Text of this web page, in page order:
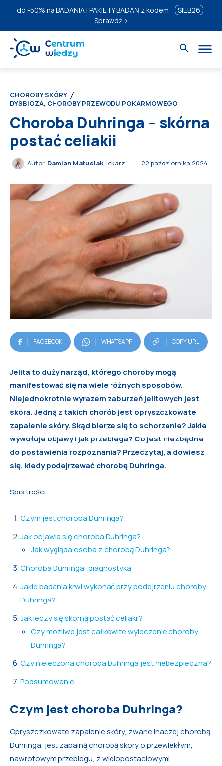
do -50% na BADANIA I PAKIETY BADAŃ z kodem:
SIEB26
Sprawdź ›
CHOROBY SKÓRY
DYSBIOZA, CHOROBY PRZEWODU POKARMOWEGO
Choroba Duhringa – skórna
postać celiakii
Autor Damian Matusiak, lekarz 22 października 2024
FACEBOOK WHATSAPP COPY URL
Jelita to duży narząd, którego choroby mogą
manifestować się na wiele różnych sposobów.
Niejednokrotnie wyrazem zaburzeń jelitowych jest
skóra. Jedną z takich chorób jest opryszczkowate
zapalenie skóry. Skąd bierze się to schorzenie? Jakie
wywołuje objawy i jak przebiega? Co jest niezbędne
do postawienia rozpoznania? Przeczytaj, a dowiesz
się, kiedy podejrzewać chorobę Duhringa.
Spis treści:
Czym jest choroba Duhringa?
Jak objawia się choroba Duhringa?
Jak wygląda osoba z chorobą Duhringa?
Choroba Duhringa: diagnostyka
Jakie badania krwi wykonać przy podejrzeniu choroby
Duhringa?
Jak leczy się skórną postać celiakii?
Czy możliwe jest całkowite wyleczenie choroby
Duhringa?
Czy nieleczona choroba Duhringa jest niebezpieczna?
Podsumowanie
Czym jest choroba Duhringa?
Opryszczkowate zapalenie skóry, zwane inaczej chorobą
Duhringa, jest zapalną chorobą skóry o przewlekłym,
nawrotowym przebiegu, z wielopostaciowymi